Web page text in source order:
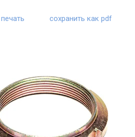
печать сохранить как pdf